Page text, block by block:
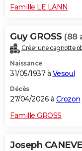
Famille LE LANN
Guy GROSS (88
Créer une cagnotte
Naissance
31/05/1937 à Vesoul
Décès
27/04/2026 à Crozon
Famille GROSS
Joseph